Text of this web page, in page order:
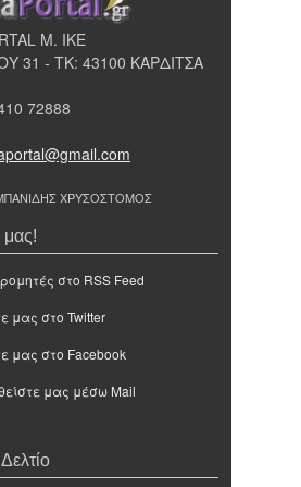
Μ. ΙΚΕ
31 - ΤΚ: 43100 ΚΑΡΔΙΤΣΑ
72888
ΧΡΥΣΟΣΤΟΜΟΣ
μας!
στο RSS Feed
μας στο Twitter
μας στο Facebook
μας μέσω Mail